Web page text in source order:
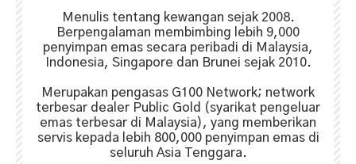
Menulis tentang kewangan sejak 2008.
Berpengalaman membimbing lebih 9,000
penyimpan emas secara peribadi di Malaysia,
Indonesia, Singapore dan Brunei sejak 2010.
Merupakan pengasas G100 Network; network
terbesar dealer Public Gold (syarikat pengeluar
emas terbesar di Malaysia), yang memberikan
servis kepada lebih 800,000 penyimpan emas di
seluruh Asia Tenggara.